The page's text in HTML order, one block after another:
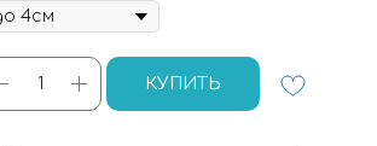
КУПИТЬ